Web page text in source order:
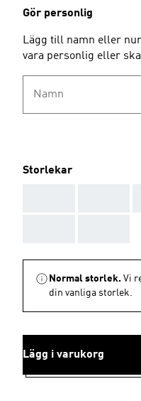
Gör personlig
Lägg till namn eller
vara personlig eller
Namn
Storlekar
Normal storlek. Vi
din vanliga storlek.
Lägg i varukorg